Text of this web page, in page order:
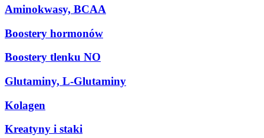
Aminokwasy, BCAA
Boostery hormonów
Boostery tlenku NO
Glutaminy, L-Glutaminy
Kolagen
Kreatyny i staki